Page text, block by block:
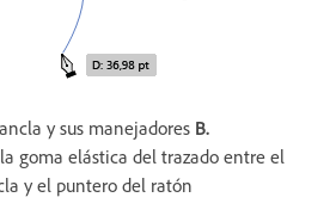
y sus manejadores B.
goma elástica del trazado entre el
y el puntero del ratón